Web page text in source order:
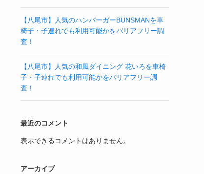
【八尾市】人気のハンバーガーBUNSMANを車
椅子・子連れでも利用可能かをバリアフリー調
査！
【八尾市】人気の和風ダイニング 花いろを車椅
子・子連れでも利用可能かをバリアフリー調
査！
最近のコメント
表示できるコメントはありません。
アーカイブ